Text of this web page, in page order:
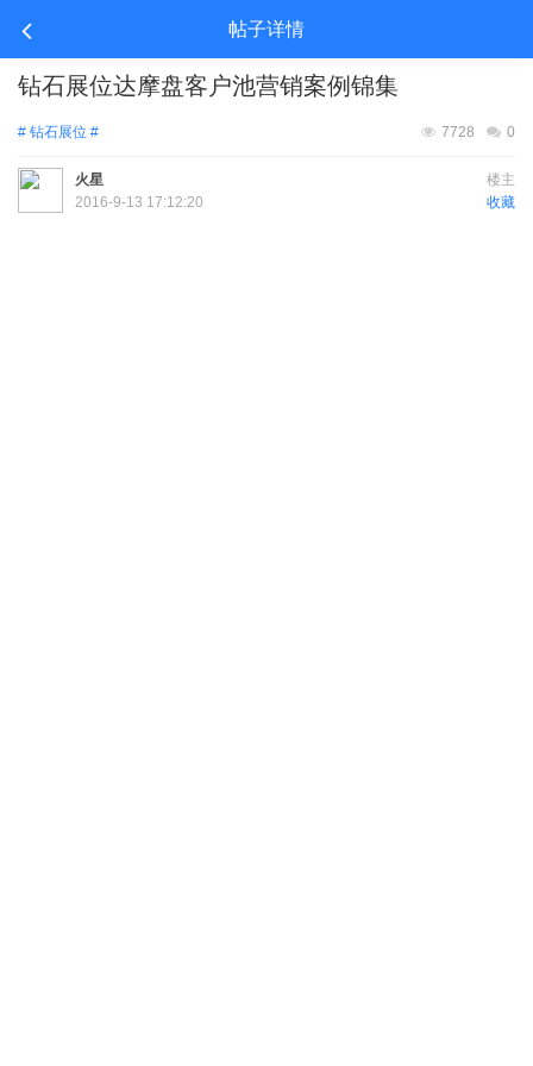
帖子详情
钻石展位达摩盘客户池营销案例锦集
# 钻石展位 # 0
7728
楼主
火星
收藏
2016-9-13 17:12:20